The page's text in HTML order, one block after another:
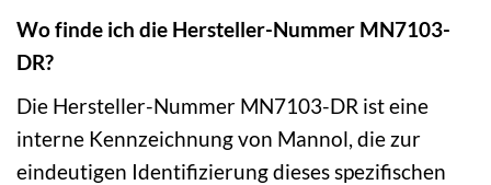
Wo finde ich die Hersteller-Nummer MN7103-
DR?
Die Hersteller-Nummer MN7103-DR ist eine
interne Kennzeichnung von Mannol, die zur
eindeutigen Identifizierung dieses spezifischen